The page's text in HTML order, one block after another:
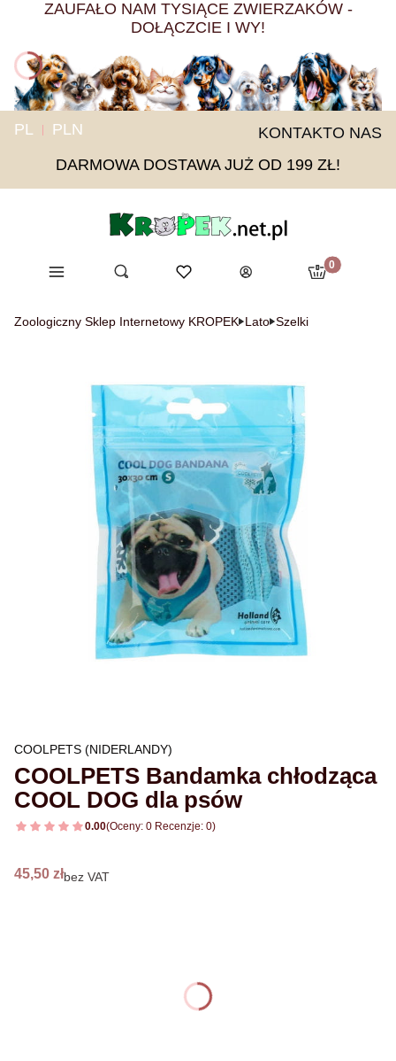
ZAUFAŁO NAM TYSIĄCE ZWIERZAKÓW -
DOŁĄCZCIE I WY!
PL PLN KONTAKTO NAS
DARMOWA DOSTAWA JUŻ OD 199 ZŁ!
Menu Otwórz wyszukiwarkę
Szukaj Ulubione
Zaloguj się
Produkty w
Koszyk
Zoologiczny Sklep Internetowy KROPEK Lato Szelki
COOLPETS (NIDERLANDY)
COOLPETS Bandamka chłodząca
COOL DOG dla psów
0.00(Oceny: 0 Recenzje: 0)
Cena
45,50 złbez VAT